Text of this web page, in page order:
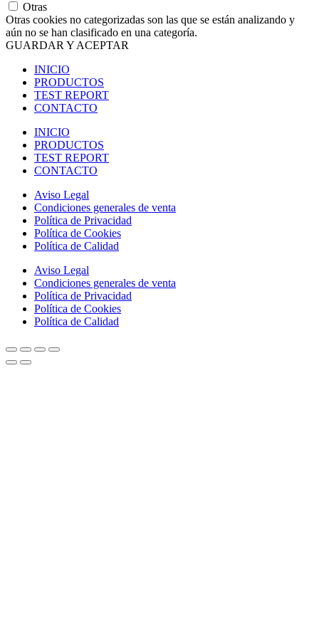
Otras
Otras cookies no categorizadas son las que se están analizando y
aún no se han clasificado en una categoría.
GUARDAR Y ACEPTAR
INICIO
PRODUCTOS
TEST REPORT
CONTACTO
INICIO
PRODUCTOS
TEST REPORT
CONTACTO
Aviso Legal
Condiciones generales de venta
Política de Privacidad
Política de Cookies
Política de Calidad
Aviso Legal
Condiciones generales de venta
Política de Privacidad
Política de Cookies
Política de Calidad